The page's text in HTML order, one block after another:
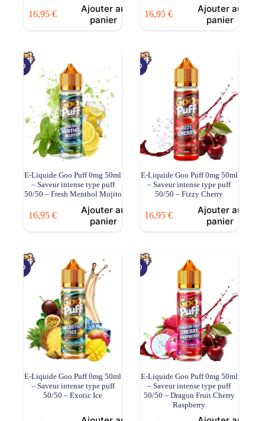
16,95 €
Ajouter au
panier
16,95€
Ajouter au
panier
E-Liquide Goo Puff 0mg 50ml
– Saveur intense type puff
50/50 – Fresh Menthol Mojito
16,95 €
Ajouter au
panier
E-Liquide Goo Puff 0mg 50ml
– Saveur intense type puff
50/50 – Fizzy Cherry
16,95€
Ajouter au
panier
E-Liquide Goo Puff 0mg 50ml
– Saveur intense type puff
50/50 – Exotic Ice
E-Liquide Goo Puff 0mg 50ml
– Saveur intense type puff
50/50 – Dragon Fruit Cherry
Raspberry